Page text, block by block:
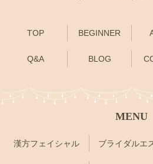
TOP BEGINNER
Q&A BLOG
MENU
漢方フェイシャル ブライダルエ